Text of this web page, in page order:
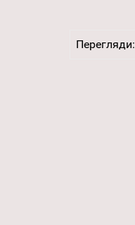
Перегляди: